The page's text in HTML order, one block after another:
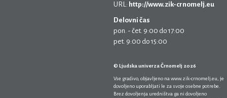
URL: http://www.zik-crnomelj.eu
Delovni čas
pon. - čet. 9:00 do 17:00
pet. 9:00 do 15:00
© Ljudska univerza Črnomelj 2026
Vse gradivo, objavljeno na www.zik-crnomelj.eu , je
dovoljeno uporabljati le za svoje osebne potrebe.
Brez dovoljenja uredništva ga ni dovoljeno